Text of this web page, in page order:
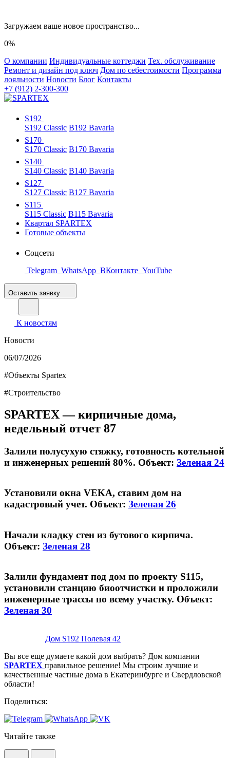
Загружаем ваше новое пространство...
0%
О компании Индивидуальные коттеджи Тех. обслуживание
Ремонт и дизайн под ключ Дом по себестоимости Программа
лояльности Новости Блог Контакты
+7 (912) 2-300-300
S192
S192 Classic B192 Bavaria
S170
S170 Classic B170 Bavaria
S140
S140 Classic B140 Bavaria
S127
S127 Classic B127 Bavaria
S115
S115 Classic B115 Bavaria
Квартал SPARTEX
Готовые объекты
Соцсети
Telegram WhatsApp ВКонтакте YouTube
Оставить заявку
К новостям
Новости
06/07/2026
#Объекты Spartex
#Строительство
SPARTEX — кирпичные дома,
недельный отчет 87
Залили полусухую стяжку, готовность котельной
и инженерных решений 80%. Объект: Зеленая 24
Установили окна VEKA, ставим дом на
кадастровый учет. Объект: Зеленая 26
Начали кладку стен из бутового кирпича.
Объект: Зеленая 28
Залили фундамент под дом по проекту S115,
установили станцию биоотчистки и проложили
инженерные трассы по всему участку. Объект:
Зеленая 30
Дом S192 Полевая 42
Вы все еще думаете какой дом выбрать? Дом компании
SPARTEX правильное решение! Мы строим лучшие и
качественные частные дома в Екатеринбурге и Свердловской
области!
Поделиться:
Читайте также